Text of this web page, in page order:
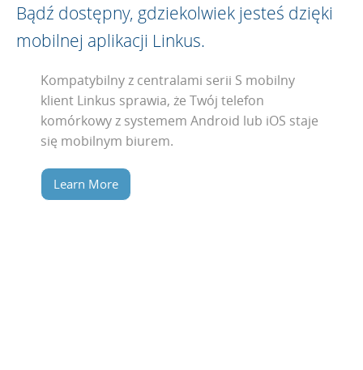
Bądź dostępny, gdziekolwiek jesteś dzięki
mobilnej aplikacji Linkus.
Kompatybilny z centralami serii S mobilny
klient Linkus sprawia, że Twój telefon
komórkowy z systemem Android lub iOS staje
się mobilnym biurem.
Learn More